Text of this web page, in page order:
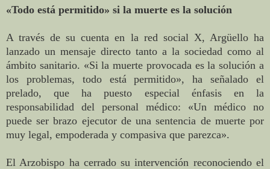
«Todo está permitido» si la muerte es la solución
A través de su cuenta en la red social X, Argüello ha
lanzado un mensaje directo tanto a la sociedad como al
ámbito sanitario. «Si la muerte provocada es la solución a
los problemas, todo está permitido», ha señalado el
prelado, que ha puesto especial énfasis en la
responsabilidad del personal médico: «Un médico no
puede ser brazo ejecutor de una sentencia de muerte por
muy legal, empoderada y compasiva que parezca».
El Arzobispo ha cerrado su intervención reconociendo el